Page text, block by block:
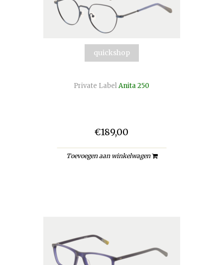
quickshop
Private LabelAnita 250
€189,00
Toevoegen aan winkelwagen